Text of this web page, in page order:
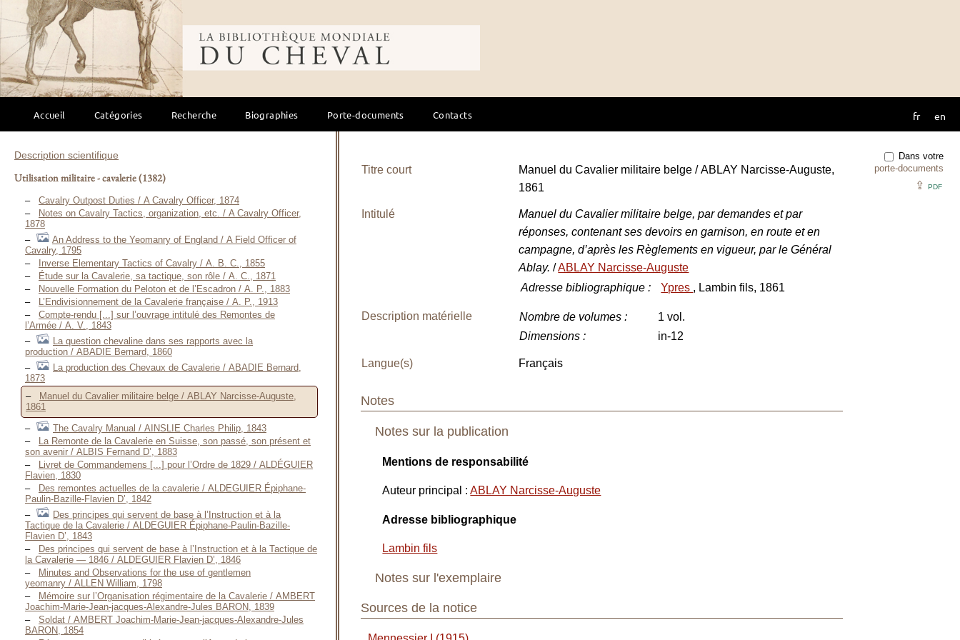
Bibliothèque mondiale du cheval
Accueil Catégories Recherche Biographies Porte-documents Contacts fr en
Description scientifique
Utilisation militaire - cavalerie(1382)
Cavalry Outpost Duties / A Cavalry Officer, 1874
Notes on Cavalry Tactics, organization, etc. / A Cavalry Officer,
1878
An Address to the Yeomanry of England / A Field Officer of
Cavalry, 1795
Inverse Elementary Tactics of Cavalry / A. B. C., 1855
Étude sur la Cavalerie, sa tactique, son rôle / A. C., 1871
Nouvelle Formation du Peloton et de l’Escadron / A. P., 1883
L’Endivisionnement de la Cavalerie française / A. P., 1913
Compte-rendu [...] sur l’ouvrage intitulé des Remontes de
l’Armée / A. V., 1843
La question chevaline dans ses rapports avec la
production / ABADIE Bernard, 1860
La production des Chevaux de Cavalerie / ABADIE Bernard,
1873
Manuel du Cavalier militaire belge / ABLAY Narcisse-Auguste,
1861
The Cavalry Manual / AINSLIE Charles Philip, 1843
La Remonte de la Cavalerie en Suisse, son passé, son présent et
son avenir / ALBIS Fernand D’, 1883
Livret de Commandemens [...] pour l’Ordre de 1829 / ALDÉGUIER
Flavien, 1830
Des remontes actuelles de la cavalerie / ALDEGUIER Épiphane-
Paulin-Bazille-Flavien D’, 1842
Des principes qui servent de base à l’Instruction et à la
Tactique de la Cavalerie / ALDEGUIER Épiphane-Paulin-Bazille-
Flavien D’, 1843
Des principes qui servent de base à l’Instruction et à la Tactique de
la Cavalerie — 1846 / ALDEGUIER Flavien D’, 1846
Minutes and Observations for the use of gentlemen
yeomanry / ALLEN William, 1798
Mémoire sur l’Organisation régimentaire de la Cavalerie / AMBERT
Joachim-Marie-Jean-jacques-Alexandre-Jules BARON, 1839
Soldat / AMBERT Joachim-Marie-Jean-jacques-Alexandre-Jules
BARON, 1854
Dans votre
porte-documents
⇪ PDF
Titre court
Manuel du Cavalier militaire belge / ABLAY Narcisse-Auguste,
1861
Intitulé
Manuel du Cavalier militaire belge, par demandes et par
réponses, contenant ses devoirs en garnison, en route et en
campagne, d’après les Règlements en vigueur, par le Général
Ablay./ABLAY Narcisse-Auguste
Adresse bibliographique : Ypres , Lambin fils, 1861
Description matérielle Nombre de volumes :
1 vol.
Dimensions : in-12
Langue(s) Français
Notes
Notes sur la publication
Mentions de responsabilité
Auteur principal :ABLAY Narcisse-Auguste
Adresse bibliographique
Lambin fils
Notes sur l'exemplaire
Sources de la notice